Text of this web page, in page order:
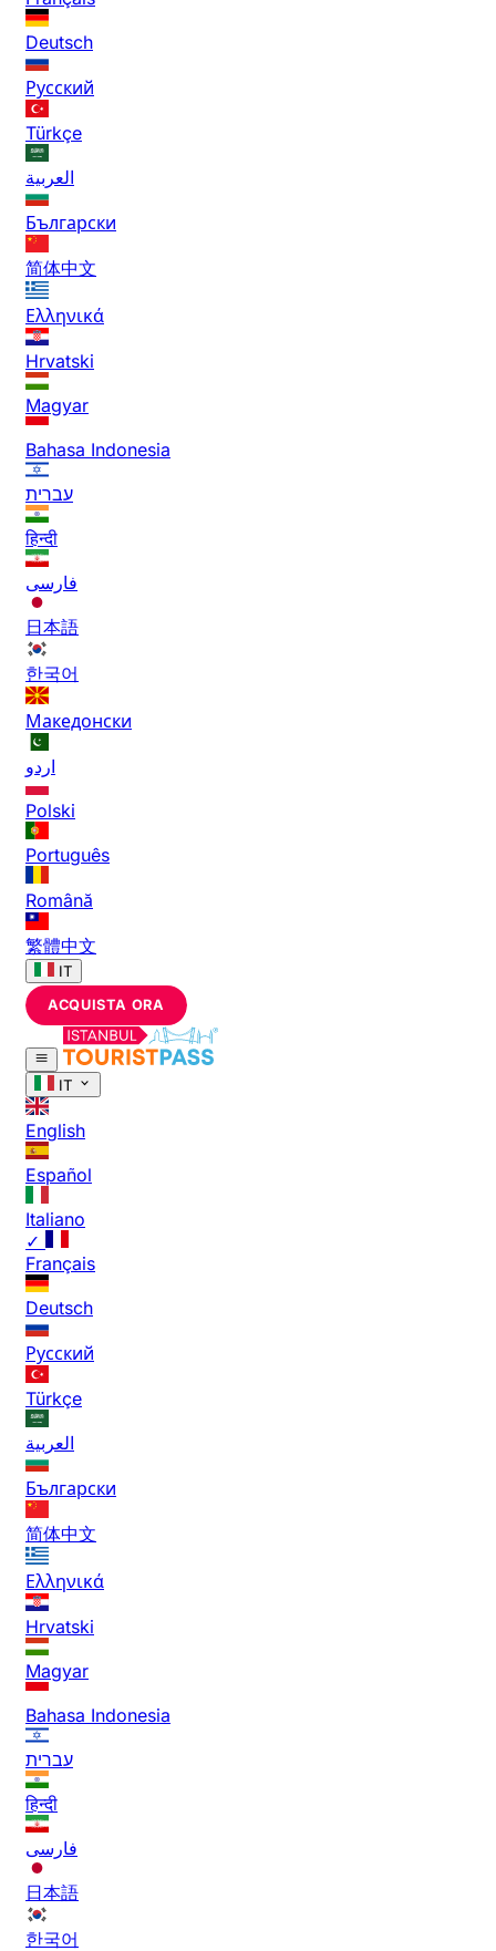
Deutsch
Русский
Türkçe
العربية
Български
简体中文
Ελληνικά
Hrvatski
Magyar
Bahasa Indonesia
עברית
हिन्दी
فارسی
日本語
한국어
Македонски
اردو
Polski
Português
Română
繁體中文
IT
ACQUISTA ORA
IT
English
Español
Italiano
✓
Français
Deutsch
Русский
Türkçe
العربية
Български
简体中文
Ελληνικά
Hrvatski
Magyar
Bahasa Indonesia
עברית
हिन्दी
فارسی
日本語
한국어